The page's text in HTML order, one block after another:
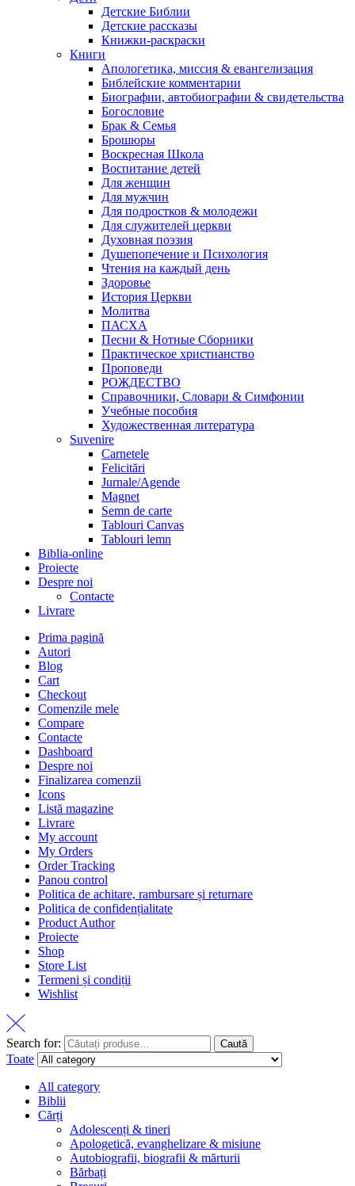
Детские Библии
Детские рассказы
Книжки-раскраски
Книги
Апологетика, миссия & евангелизация
Библейские комментарии
Биографии, автобиографии & свидетельства
Богословие
Брак & Семья
Брошюры
Воскресная Школа
Воспитание детей
Для женщин
Для мужчин
Для подростков & молодежи
Для служителей церкви
Духовная поэзия
Душепопечение и Психология
Чтения на каждый день
Здоровье
История Церкви
Молитва
ПАСХА
Песни & Нотные Сборники
Практическое христианство
Проповеди
РОЖДЕСТВО
Справочники, Словари & Симфонии
Учебные пособия
Художественная литература
Suvenire
Carnetele
Felicitări
Jurnale/Agende
Magnet
Semn de carte
Tablouri Canvas
Tablouri lemn
Biblia-online
Proiecte
Despre noi
Contacte
Livrare
Prima pagină
Autori
Blog
Cart
Checkout
Comenzile mele
Compare
Contacte
Dashboard
Despre noi
Finalizarea comenzii
Icons
Listă magazine
Livrare
My account
My Orders
Order Tracking
Panou control
Politica de achitare, rambursare și returnare
Politica de confidențialitate
Product Author
Proiecte
Shop
Store List
Termeni și condiții
Wishlist
Search for: Caută
Toate
All category
Biblii
Cărți
Adolescenți & tineri
Apologetică, evanghelizare & misiune
Autobiografii, biografii & mărturii
Bărbați